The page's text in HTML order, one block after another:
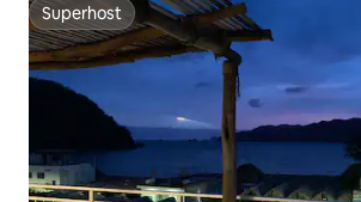
Superhost
Superhost